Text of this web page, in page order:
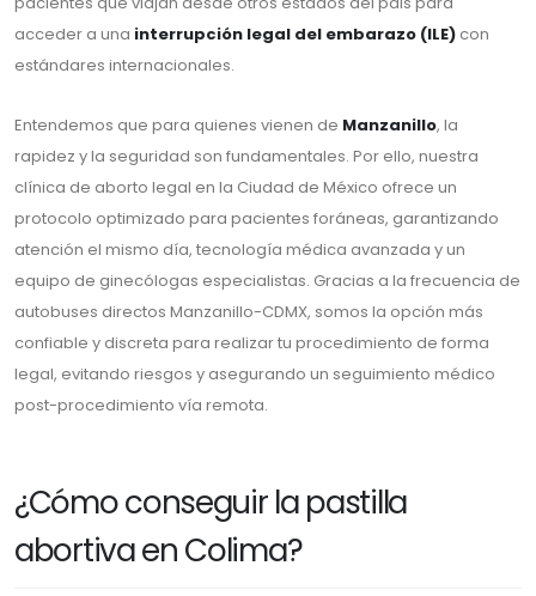
acceder a una interrupción legal del embarazo (ILE) con
estándares internacionales.
Entendemos que para quienes vienen de Manzanillo, la
rapidez y la seguridad son fundamentales. Por ello, nuestra
clínica de aborto legal en la Ciudad de México ofrece un
protocolo optimizado para pacientes foráneas, garantizando
atención el mismo día, tecnología médica avanzada y un
equipo de ginecólogas especialistas. Gracias a la frecuencia de
autobuses directos Manzanillo-CDMX, somos la opción más
confiable y discreta para realizar tu procedimiento de forma
legal, evitando riesgos y asegurando un seguimiento médico
post-procedimiento vía remota.
¿Cómo conseguir la pastilla
abortiva en Colima?